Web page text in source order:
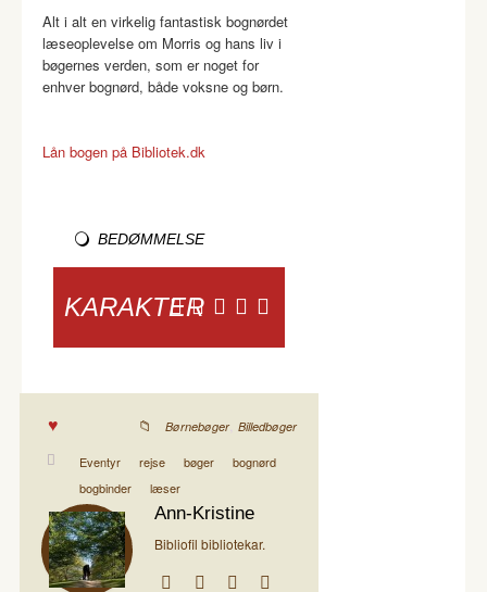
Alt i alt en virkelig fantastisk bognørdet
læseoplevelse om Morris og hans liv i
bøgernes verden, som er noget for
enhver bognørd, både voksne og børn.
Lån bogen på Bibliotek.dk
BEDØMMELSE
KARAKTER
Børnebøger, Billedbøger
Eventyr rejse bøger
bognørd
bogbinder
læser
Ann-Kristine
Bibliofil bibliotekar.